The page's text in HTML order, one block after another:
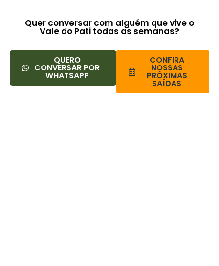
Quer conversar com alguém que vive o
Vale do Pati todas as semanas?
QUERO
CONVERSAR POR
WHATSAPP
CONFIRA
NOSSAS
PRÓXIMAS
SAÍDAS